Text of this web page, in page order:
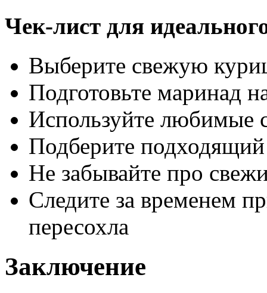
Чек-лист для
Выберите свежую
Подготовьте маринад
Используйте любимые
Подберите
Не забывайте про
Следите за временем
пересохла
Заключение